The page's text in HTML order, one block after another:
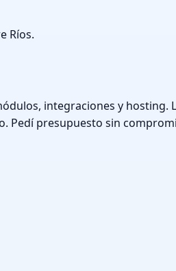
Ríos.
integraciones y hosting.
Pedí presupuesto sin